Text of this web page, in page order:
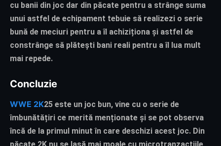
cu banii din joc dar din păcate pentru a strânge suma
unui astfel de echipament tebuie să realizezi o serie
bună de meciuri pentru a îl achiziționa și astfel de
constrânge să plătești bani reali pentru a îl lua mult
mai repede.
Concluzie
WWE 2K25 este un joc bun, vine cu o serie de
îmbunătățiri ce merită menționate și se pot observa
încă de la primul minut în care deschizi acest joc. Din